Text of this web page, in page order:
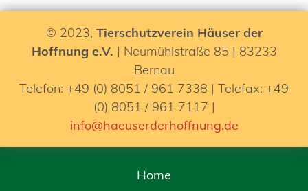
© 2023, Tierschutzverein Häuser der
Hoffnung e.V. | Neumühlstraße 85 | 83233
Bernau
Telefon: +49 (0) 8051 / 961 7338 | Telefax: +49
(0) 8051 / 961 7117 |
info@haeuserderhoffnung.de
Home